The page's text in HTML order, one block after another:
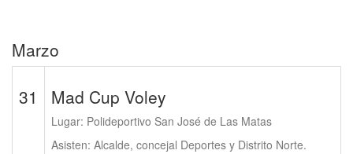
Marzo
31
Mad Cup Voley
Lugar: Polideportivo San José de Las Matas
Asisten: Alcalde, concejal Deportes y Distrito Norte.